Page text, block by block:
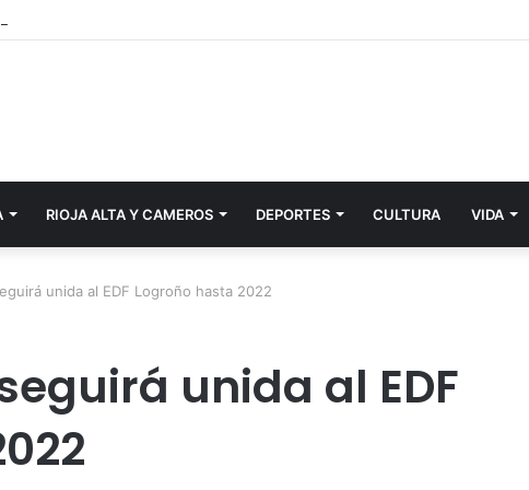
RIOJA ALTA Y CAMEROS DEPORTES CULTURA VIDA
unida al EDF Logroño hasta 2022
unida al EDF